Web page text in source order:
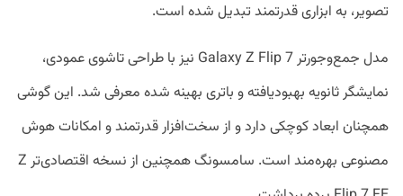
تصویر، به ابزاری قدرتمند تبدیل شده است.
مدل جمع‌وجورتر Galaxy Z Flip 7 نیز با طراحی تاشوی عمودی،
نمایشگر ثانویه‌ بهبودیافته و باتری بهینه‌ شده معرفی شد. این گوشی
همچنان ابعاد کوچکی دارد و از سخت‌افزار قدرتمند و امکانات هوش
مصنوعی بهره‌مند است. سامسونگ همچنین از نسخه‌ اقتصادی‌تر Z